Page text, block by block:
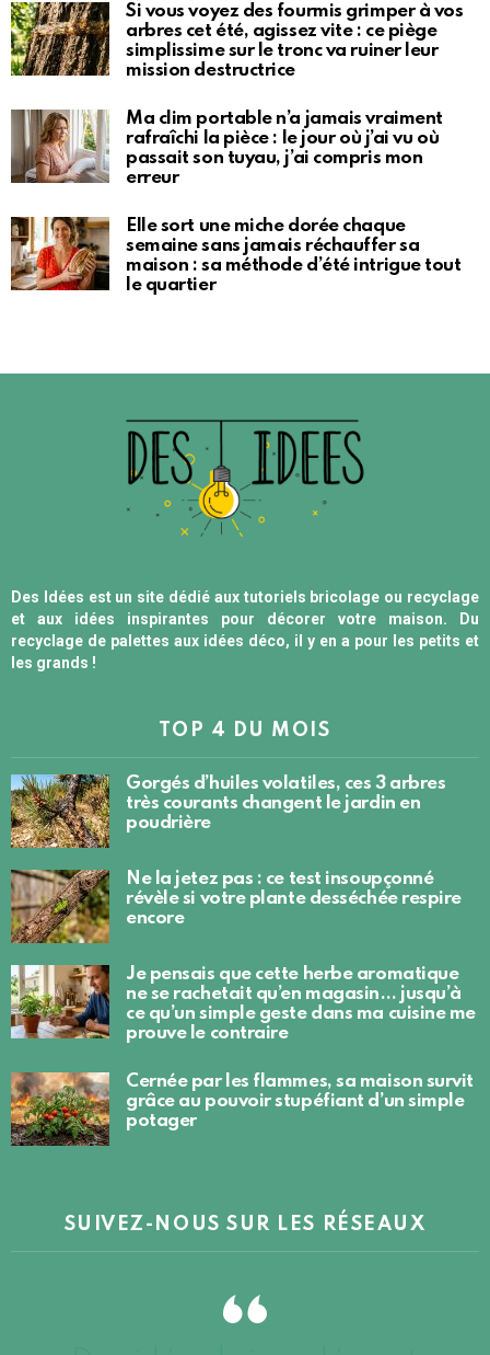
Si vous voyez des fourmis grimper à vos
arbres cet été, agissez vite : ce piège
simplissime sur le tronc va ruiner leur
mission destructrice
Ma clim portable n’a jamais vraiment
rafraîchi la pièce : le jour où j’ai vu où
passait son tuyau, j’ai compris mon
erreur
Elle sort une miche dorée chaque
semaine sans jamais réchauffer sa
maison : sa méthode d’été intrigue tout
le quartier
Des Idées est un site dédié aux tutoriels bricolage ou recyclage
et aux idées inspirantes pour décorer votre maison. Du
recyclage de palettes aux idées déco, il y en a pour les petits et
les grands !
TOP 4 DU MOIS
Gorgés d’huiles volatiles, ces 3 arbres
très courants changent le jardin en
poudrière
Ne la jetez pas : ce test insoupçonné
révèle si votre plante desséchée respire
encore
Je pensais que cette herbe aromatique
ne se rachetait qu’en magasin… jusqu’à
ce qu’un simple geste dans ma cuisine me
prouve le contraire
Cernée par les flammes, sa maison survit
grâce au pouvoir stupéfiant d’un simple
potager
SUIVEZ-NOUS SUR LES RÉSEAUX